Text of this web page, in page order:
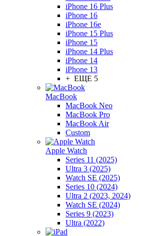
iPhone 16 Plus
iPhone 16
iPhone 16e
iPhone 15 Plus
iPhone 15
iPhone 14 Plus
iPhone 14
iPhone 13
+ ЕЩЕ 5
MacBook
MacBook Neo
MacBook Pro
MacBook Air
Custom
Apple Watch
Series 11 (2025)
Ultra 3 (2025)
Watch SE (2025)
Series 10 (2024)
Ultra 2 (2023, 2024)
Watch SE (2024)
Series 9 (2023)
Ultra (2022)